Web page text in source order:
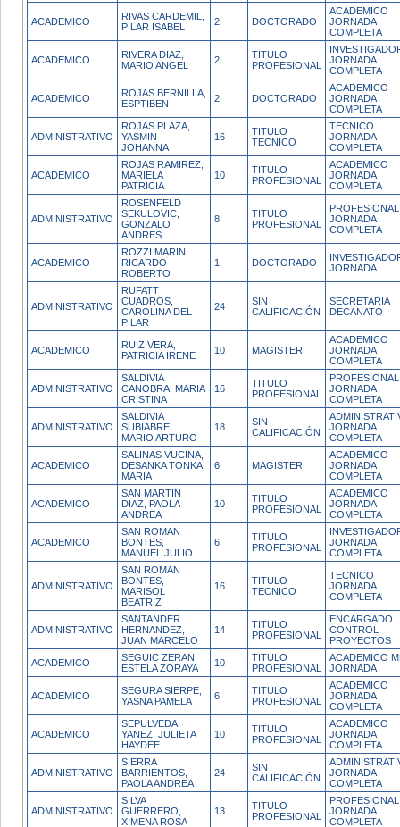
ACADEMICO
RIVAS CARDEMIL,
PILAR ISABEL
2 DOCTORADO
ACADEMICO
JORNADA
COMPLETA
ACADEMICO
RIVERA DIAZ,
MARIO ANGEL
2
TITULO
PROFESIONAL
JORNADA
COMPLETA
ACADEMICO
ROJAS BERNILLA,
ESPTIBEN
2 DOCTORADO
ACADEMICO
JORNADA
COMPLETA
ADMINISTRATIVO
ROJAS PLAZA,
YASMIN
JOHANNA
16
TITULO
TECNICO
TECNICO
JORNADA
COMPLETA
ACADEMICO
ROJAS RAMIREZ,
MARIELA
PATRICIA
10
TITULO
PROFESIONAL
ACADEMICO
JORNADA
COMPLETA
ADMINISTRATIVO
ROSENFELD
SEKULOVIC,
GONZALO
ANDRES
8
TITULO
PROFESIONAL
PROFESIONAL
JORNADA
COMPLETA
ACADEMICO
ROZZI MARIN,
RICARDO
ROBERTO
1 DOCTORADO
JORNADA
ADMINISTRATIVO
RUFATT
CUADROS,
CAROLINA DEL
PILAR
24
SIN
CALIFICACIÓN
SECRETARIA
DECANATO
ACADEMICO
RUIZ VERA,
PATRICIA IRENE
10 MAGISTER
ACADEMICO
JORNADA
COMPLETA
ADMINISTRATIVO
SALDIVIA
CANOBRA, MARIA
CRISTINA
16
TITULO
PROFESIONAL
PROFESIONAL
JORNADA
COMPLETA
ADMINISTRATIVO
SALDIVIA
SUBIABRE,
MARIO ARTURO
18
SIN
CALIFICACIÓN
JORNADA
COMPLETA
ACADEMICO
SALINAS VUCINA,
DESANKA TONKA
MARIA
6 MAGISTER
ACADEMICO
JORNADA
COMPLETA
ACADEMICO
SAN MARTIN
DIAZ, PAOLA
ANDREA
10
TITULO
PROFESIONAL
ACADEMICO
JORNADA
COMPLETA
ACADEMICO
SAN ROMAN
BONTES,
MANUEL JULIO
6
TITULO
PROFESIONAL
JORNADA
COMPLETA
ADMINISTRATIVO
SAN ROMAN
BONTES,
MARISOL
BEATRIZ
16
TITULO
TECNICO
TECNICO
JORNADA
COMPLETA
ADMINISTRATIVO
SANTANDER
HERNANDEZ,
JUAN MARCELO
14
TITULO
PROFESIONAL
ENCARGADO
CONTROL
PROYECTOS
ACADEMICO
SEGUIC ZERAN,
ESTELA ZORAYA
10
TITULO
PROFESIONAL
ACADEMICO
JORNADA
ACADEMICO
SEGURA SIERPE,
YASNA PAMELA
6
TITULO
PROFESIONAL
ACADEMICO
JORNADA
COMPLETA
ACADEMICO
SEPULVEDA
YANEZ, JULIETA
HAYDEE
10
TITULO
PROFESIONAL
ACADEMICO
JORNADA
COMPLETA
ADMINISTRATIVO
SIERRA
BARRIENTOS,
PAOLA ANDREA
24
SIN
CALIFICACIÓN
JORNADA
COMPLETA
ADMINISTRATIVO
SILVA
GUERRERO,
XIMENA ROSA
13
TITULO
PROFESIONAL
PROFESIONAL
JORNADA
COMPLETA